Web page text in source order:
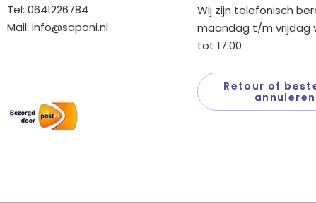
Tel: 0641226784
Mail: info@saponi.nl
Wij zijn telefonisch
maandag t/m vrijdag
tot 17:00
Retour of
annuleren